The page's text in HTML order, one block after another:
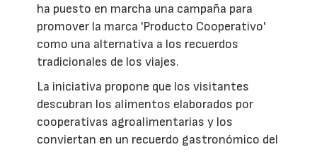
ha puesto en marcha una campaña para
promover la marca 'Producto Cooperativo'
como una alternativa a los recuerdos
tradicionales de los viajes.
La iniciativa propone que los visitantes
descubran los alimentos elaborados por
cooperativas agroalimentarias y los
conviertan en un recuerdo gastronómico del